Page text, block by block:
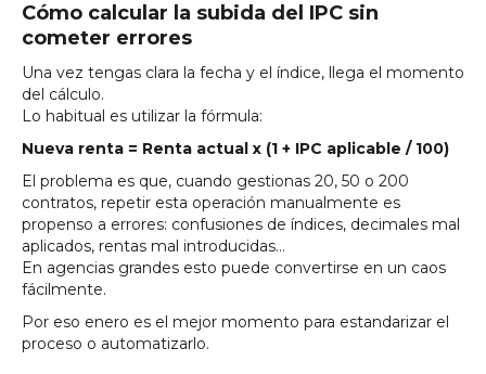
Cómo calcular la subida del IPC sin
cometer errores
Una vez tengas clara la fecha y el índice, llega el momento
del cálculo.
Lo habitual es utilizar la fórmula:
Nueva renta = Renta actual x (1 + IPC aplicable / 100)
El problema es que, cuando gestionas 20, 50 o 200
contratos, repetir esta operación manualmente es
propenso a errores: confusiones de índices, decimales mal
aplicados, rentas mal introducidas…
En agencias grandes esto puede convertirse en un caos
fácilmente.
Por eso enero es el mejor momento para estandarizar el
proceso o automatizarlo.